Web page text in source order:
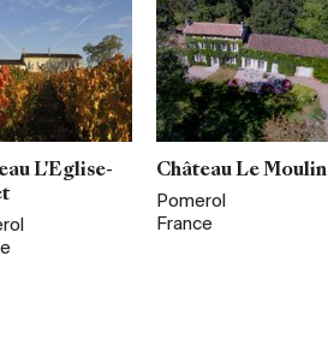
L'Eglise-
Château Le Moulin
Pomerol
France